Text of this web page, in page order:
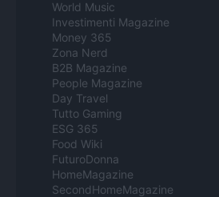
World Music
Investimenti Magazine
Money 365
Zona Nerd
B2B Magazine
People Magazine
Day Travel
Tutto Gaming
ESG 365
Food Wiki
FuturoDonna
HomeMagazine
SecondHomeMagazine